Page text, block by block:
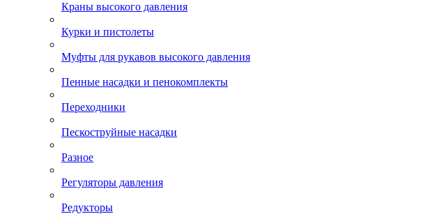
Краны высокого давления
Курки и пистолеты
Муфты для рукавов высокого давления
Пенные насадки и пенокомплекты
Переходники
Пескоструйные насадки
Разное
Регуляторы давления
Редукторы